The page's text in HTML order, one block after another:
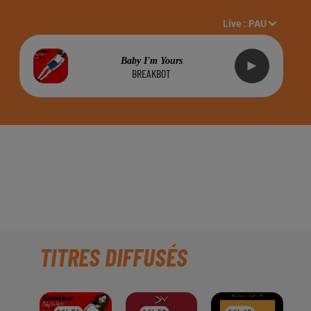
Live : PAU
Baby I'm Yours
BREAKBOT
TITRES DIFFUSÉS